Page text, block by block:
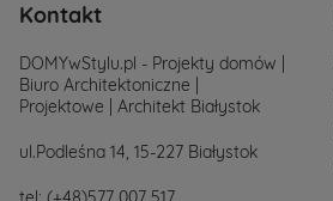
Kontakt
DOMYwStylu.pl - Projekty domów |
Biuro Architektoniczne |
Projektowe | Architekt Białystok
ul.Podleśna 14, 15-227 Białystok